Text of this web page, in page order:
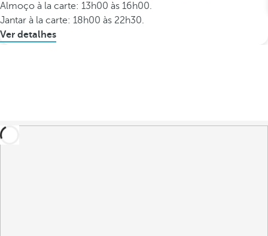
Almoço à la carte: 13h00 às 16h00.
Jantar à la carte: 18h00 às 22h30.
Ver detalhes